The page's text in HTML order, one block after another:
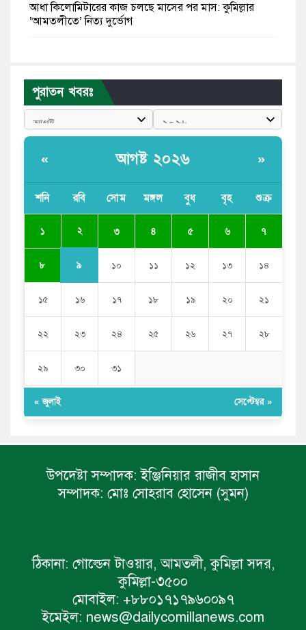
আধা কিলোমিটারের কাজ চলছে মাসের পর মাস: কুমিল্লার
‘আমতলীতে’ নিত্য দুর্ভোগ
পুলিশকে পিটিয়ে রক্তাক্ত করেছি এ দৃশ্য কি আপনারা দেখেননি:
এনসিপি নেতা
সরকার
সজীব ওয়াজেদ জয়
পুরাতন খবরঃ
« আগষ্ট ২০২৬ »
শনি রবি সোম মঙ্গল বুধ বৃহ শুক্র
১ ২ ৩ ৪ ৫ ৬ ৭
৮ ৯ ১০ ১১ ১২ ১৩ ১৪
১৫ ১৬ ১৭ ১৮ ১৯ ২০ ২১
২২ ২৩ ২৪ ২৫ ২৬ ২৭ ২৮
২৯ ৩০ ৩১
« জুলাই সেপ্টেম্বর »
উপদেষ্টা সম্পাদক: ইঞ্জিনিয়ার রাজীব হাসান
সম্পাদক: মোঃ সোহরাব হোসেন (সুমন)
ঠিকানা: গোল্ডেন টাওয়ার, আমতলী, কুমিল্লা সদর,
কুমিল্লা-৩৫০০
মোবাইল: +৮৮০১৭১৭৯৬০০৯৭
ইমেইল: news@dailycomillanews.com